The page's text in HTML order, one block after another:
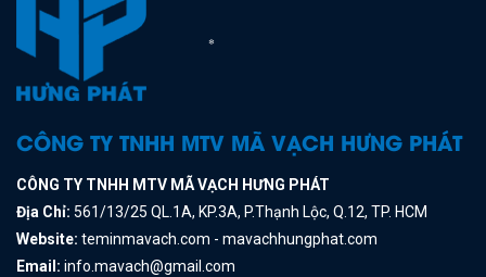
CÔNG TY TNHH MTV MÃ VẠCH HƯNG PHÁT
CÔNG TY TNHH MTV MÃ VẠCH HƯNG PHÁT
Địa Chỉ: 561/13/25 QL.1A, KP.3A, P.Thạnh Lộc, Q.12, TP. HCM
Website: teminmavach.com - mavachhungphat.com
Email: info.mavach@gmail.com